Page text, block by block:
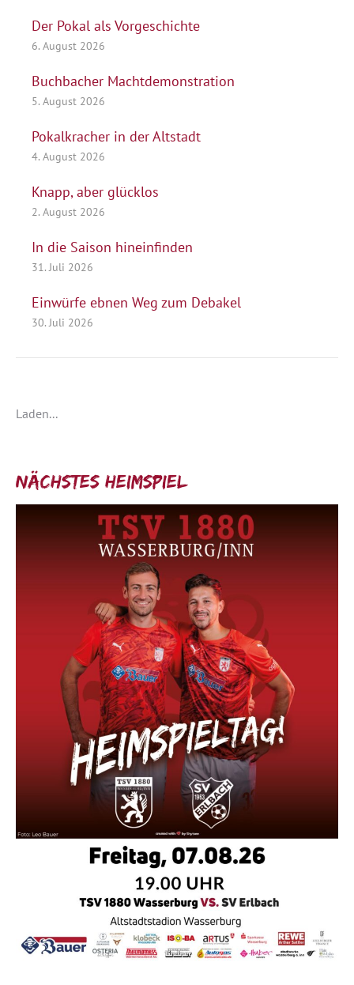
Der Pokal als Vorgeschichte
6. August 2026
Buchbacher Machtdemonstration
5. August 2026
Pokalkracher in der Altstadt
4. August 2026
Knapp, aber glücklos
2. August 2026
In die Saison hineinfinden
31. Juli 2026
Einwürfe ebnen Weg zum Debakel
30. Juli 2026
Laden...
Nächstes Heimspiel